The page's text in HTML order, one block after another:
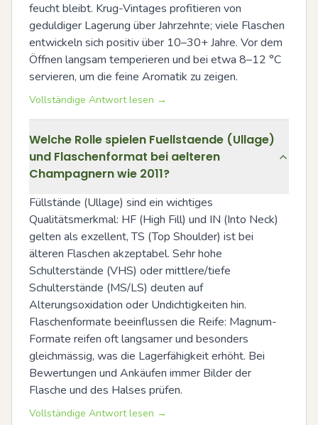
feucht bleibt. Krug-Vintages profitieren von
geduldiger Lagerung über Jahrzehnte; viele Flaschen
entwickeln sich positiv über 10–30+ Jahre. Vor dem
Öffnen langsam temperieren und bei etwa 8–12 °C
servieren, um die feine Aromatik zu zeigen.
Vollständige Antwort lesen →
Welche Rolle spielen Fuellstaende (Ullage)
und Flaschenformat bei aelteren
Champagnern wie 2011?
Füllstände (Ullage) sind ein wichtiges
Qualitätsmerkmal: HF (High Fill) und IN (Into Neck)
gelten als exzellent, TS (Top Shoulder) ist bei
älteren Flaschen akzeptabel. Sehr hohe
Schulterstände (VHS) oder mittlere/tiefe
Schulterstände (MS/LS) deuten auf
Alterungsoxidation oder Undichtigkeiten hin.
Flaschenformate beeinflussen die Reife: Magnum-
Formate reifen oft langsamer und besonders
gleichmässig, was die Lagerfähigkeit erhöht. Bei
Bewertungen und Ankäufen immer Bilder der
Flasche und des Halses prüfen.
Vollständige Antwort lesen →